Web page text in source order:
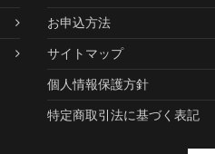
お申込方法
サイトマップ
個人情報保護方針
特定商取引法に基づく表記